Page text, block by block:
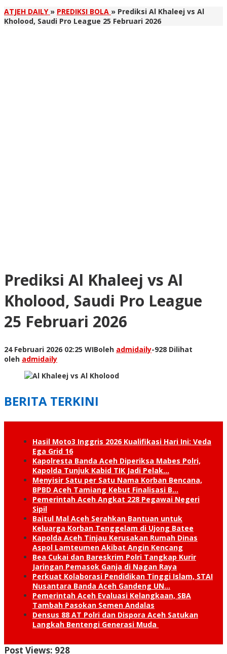
ATJEH DAILY » PREDIKSI BOLA » Prediksi Al Khaleej vs Al
Kholood, Saudi Pro League 25 Februari 2026
Prediksi Al Khaleej vs Al
Kholood, Saudi Pro League
25 Februari 2026
24 Februari 2026 02:25 WIBoleh admidaily-928 Dilihat
oleh admidaily
BERITA TERKINI
Hasil Moto3 Inggris 2026 Kualifikasi Hari Ini: Veda
Ega Grid 16
Kapolresta Banda Aceh Diperiksa Mabes Polri,
Kapolda Tunjuk Kabid TIK Jadi Pelak…
Menyisir Satu per Satu Nama Korban Bencana,
BPBD Aceh Tamiang Kebut Finalisasi B…
Pemerintah Aceh Angkat 228 Pegawai Negeri
Sipil
Baitul Mal Aceh Serahkan Bantuan untuk
Keluarga Korban Tenggelam di Ujong Batee
Kapolda Aceh Tinjau Kerusakan Rumah Dinas
Aspol Lamteumen Akibat Angin Kencang
Bea Cukai dan Bareskrim Polri Tangkap Kurir
Jaringan Pemasok Ganja di Nagan Raya
Perkuat Kolaborasi Pendidikan Tinggi Islam, STAI
Nusantara Banda Aceh Gandeng UN…
Pemerintah Aceh Evaluasi Kelangkaan, SBA
Tambah Pasokan Semen Andalas
Densus 88 AT Polri dan Dispora Aceh Satukan
Langkah Bentengi Generasi Muda
Post Views: 928